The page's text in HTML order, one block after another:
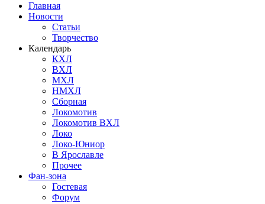
Главная
Новости
Статьи
Творчество
Календарь
КХЛ
ВХЛ
МХЛ
НМХЛ
Сборная
Локомотив
Локомотив ВХЛ
Локо
Локо-Юниор
В Ярославле
Прочее
Фан-зона
Гостевая
Форум